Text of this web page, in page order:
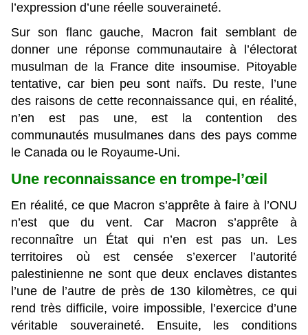
l’expression d’une réelle souveraineté.
Sur son flanc gauche, Macron fait semblant de
donner une réponse communautaire à l’électorat
musulman de la France dite insoumise. Pitoyable
tentative, car bien peu sont naïfs. Du reste, l’une
des raisons de cette reconnaissance qui, en réalité,
n’en est pas une, est la contention des
communautés musulmanes dans des pays comme
le Canada ou le Royaume-Uni.
Une reconnaissance en trompe-l’œil
En réalité, ce que Macron s’apprête à faire à l’ONU
n’est que du vent. Car Macron s’apprête à
reconnaître un État qui n’en est pas un. Les
territoires où est censée s’exercer l’autorité
palestinienne ne sont que deux enclaves distantes
l’une de l’autre de près de 130 kilomètres, ce qui
rend très difficile, voire impossible, l’exercice d’une
véritable souveraineté. Ensuite, les conditions